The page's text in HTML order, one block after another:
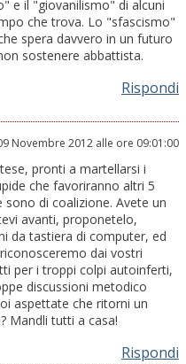
e il "giovanilismo" di alcuni
che trova. Lo "sfascismo"
spera davvero in un futuro
sostenere abbattista.
Rispondi
Novembre 2012 alle ore 09:01:00
pronti a martellarsi i
che favoriranno altri 5
di coalizione. Avete un
avanti, proponetelo,
da tastiera di computer, ed
riconosceremo dai vostri
per i troppi colpi autoinferti,
discussioni metodico
aspettate che ritorni un
Mandli tutti a casa!
Rispondi